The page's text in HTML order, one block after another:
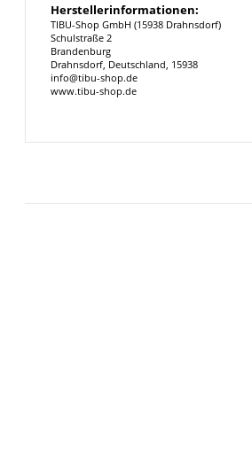
Herstellerinformationen:
TIBU-Shop GmbH (15938 Drahnsdorf)
Schulstraße 2
Brandenburg
Drahnsdorf, Deutschland, 15938
info@tibu-shop.de
www.tibu-shop.de